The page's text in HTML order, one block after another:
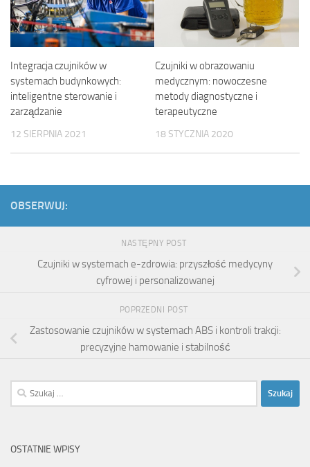
Integracja czujników w
systemach budynkowych:
inteligentne sterowanie i
zarządzanie
12 SIERPNIA 2021
Czujniki w obrazowaniu
medycznym: nowoczesne
metody diagnostyczne i
terapeutyczne
18 STYCZNIA 2020
OBSERWUJ:
NASTĘPNY POST
Czujniki w systemach e-zdrowia: przyszłość medycyny
cyfrowej i personalizowanej
POPRZEDNI POST
Zastosowanie czujników w systemach ABS i kontroli trakcji:
precyzyjne hamowanie i stabilność
Szukaj:
OSTATNIE WPISY